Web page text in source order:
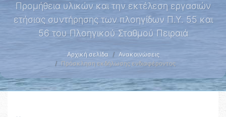
Προμήθεια υλικών και την εκτέλεση εργασιών
ετήσιας συντήρησης των πλοηγίδων Π.Υ. 55 και
56 του Πλοηγικού Σταθμού Πειραιά
Αρχική σελίδα
Ανακοινώσεις
Πρόσκληση εκδήλωσης ενδιαφέροντος